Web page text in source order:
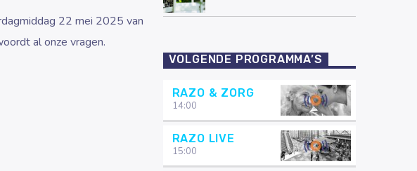
22 mei 2025 van
al onze vragen.
VOLGENDE PROGRAMMA’S
RAZO & ZORG
14:00
RAZO LIVE
15:00